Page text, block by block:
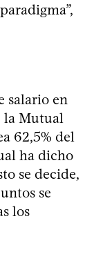
salario en
la Mutual
62,5% del
ha dicho
se decide,
se
los